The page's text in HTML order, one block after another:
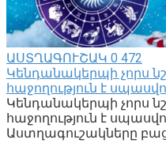
ԱՍՏՂԱԳՈՒՇԱԿ 0 472
Կենդանակերպի չորս
հաջողություն է
Կենդանակերպի չորս
հաջողություն է
Աստղագուշակները